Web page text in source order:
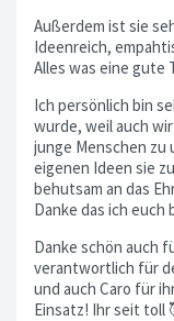
Außerdem ist sie
Ideenreich,
Alles was eine gute
Ich persönlich bin
wurde, weil auch
junge Menschen
eigenen Ideen sie
behutsam an das
Danke das ich
Danke schön auch
verantwortlich für
und auch Caro für
Einsatz! Ihr seit toll